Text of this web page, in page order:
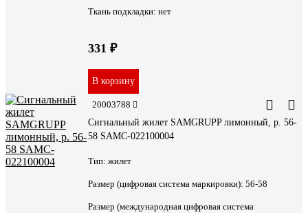
Ткань подкладки: нет
331 ₽
В корзину
20003788
Сигнальный жилет SAMGRUPP лимонный, р. 56-
58 SAMC-022100004
Тип: жилет
Размер (цифровая система маркировки): 56-58
Размер (международная цифровая система